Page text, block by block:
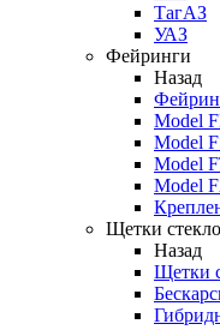
ТагАЗ
УАЗ
Фейринги
Назад
Model
Model
Model
Model
Щетки
Назад
Щетки